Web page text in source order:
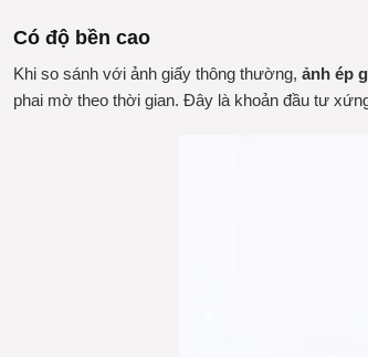
Có độ bền cao
Khi so sánh với ảnh giấy thông thường,ảnh ép
phai mờ theo thời gian. Đây là khoản đầu tư